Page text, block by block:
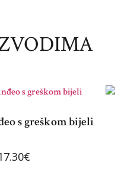
s greškom bijeli
€